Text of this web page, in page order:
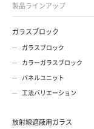
製品ラインアップ
ガラスブロック
ガラスブロック
カラーガラスブロック
パネルユニット
工法バリエーション
放射線遮蔽用ガラス